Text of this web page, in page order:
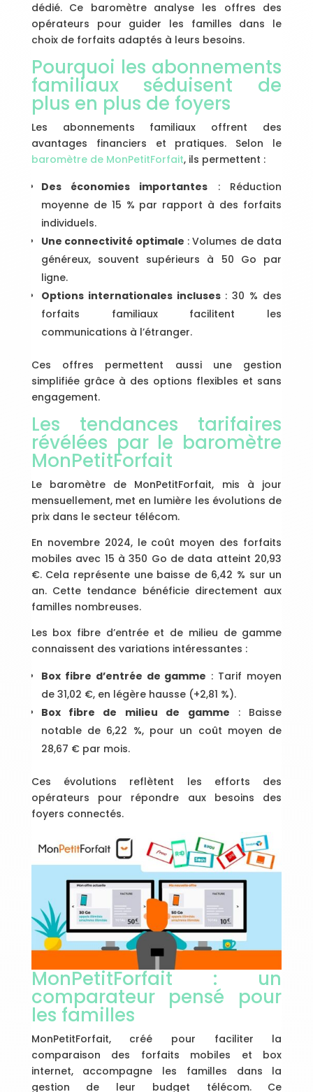
dédié. Ce baromètre analyse les offres des
opérateurs pour guider les familles dans le
choix de forfaits adaptés à leurs besoins.
Pourquoi les abonnements
familiaux séduisent de
plus en plus de foyers
Les abonnements familiaux offrent des
avantages financiers et pratiques. Selon le
baromètre de MonPetitForfait, ils permettent :
Des économies importantes : Réduction
moyenne de 15 % par rapport à des forfaits
individuels.
Une connectivité optimale : Volumes de data
généreux, souvent supérieurs à 50 Go par
ligne.
Options internationales incluses: 30 % des
forfaits familiaux facilitent les
communications à l’étranger.
Ces offres permettent aussi une gestion
simplifiée grâce à des options flexibles et sans
engagement.
Les tendances tarifaires
révélées par le baromètre
MonPetitForfait
Le baromètre de MonPetitForfait, mis à jour
mensuellement, met en lumière les évolutions de
prix dans le secteur télécom.
En novembre 2024, le coût moyen des forfaits
mobiles avec 15 à 350 Go de data atteint 20,93
€. Cela représente une baisse de 6,42 % sur un
an. Cette tendance bénéficie directement aux
familles nombreuses.
Les box fibre d’entrée et de milieu de gamme
connaissent des variations intéressantes :
Box fibre d’entrée de gamme : Tarif moyen
de 31,02 €, en légère hausse (+2,81 %).
Box fibre de milieu de gamme : Baisse
notable de 6,22 %, pour un coût moyen de
28,67 € par mois.
Ces évolutions reflètent les efforts des
opérateurs pour répondre aux besoins des
foyers connectés.
MonPetitForfait : un
comparateur pensé pour
les familles
MonPetitForfait, créé pour faciliter la
comparaison des forfaits mobiles et box
internet, accompagne les familles dans la
gestion de leur budget télécom. Ce